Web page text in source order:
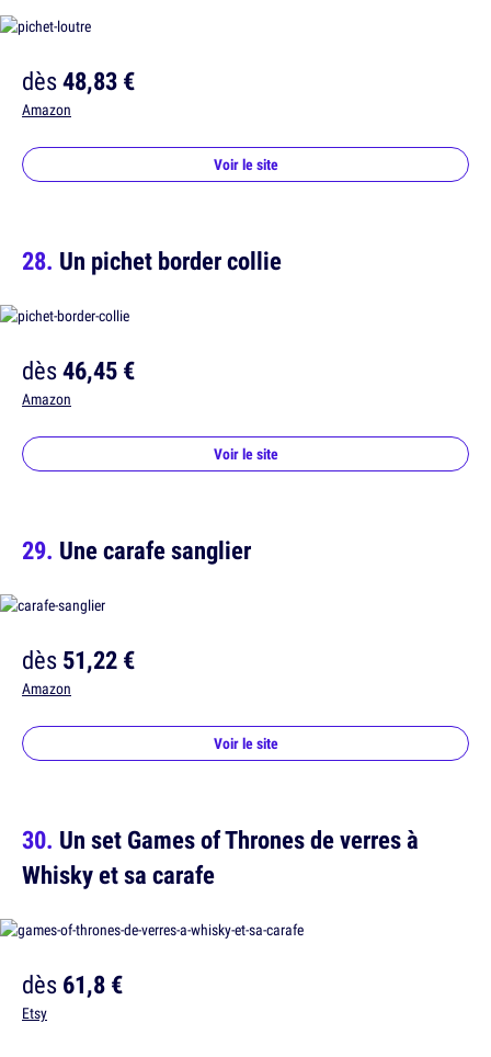
dès48,83 €
Amazon
Voir le site
Un pichet border collie
dès46,45 €
Amazon
Voir le site
Une carafe sanglier
dès51,22 €
Amazon
Voir le site
Un set Games of Thrones de verres à
Whisky et sa carafe
dès61,8 €
Etsy